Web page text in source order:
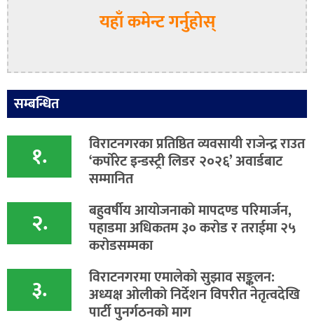
यहाँ कमेन्ट गर्नुहोस्
सम्बन्धित
१. विराटनगरका प्रतिष्ठित व्यवसायी राजेन्द्र राउत
‘कर्पोरेट इन्डस्ट्री लिडर २०२६’ अवार्डबाट
सम्मानित
२. बहुवर्षीय आयोजनाको मापदण्ड परिमार्जन,
पहाडमा अधिकतम ३० करोड र तराईमा २५
करोडसम्मका
३. विराटनगरमा एमालेको सुझाव सङ्कलन:
अध्यक्ष ओलीको निर्देशन विपरीत नेतृत्वदेखि
पार्टी पुनर्गठनको माग